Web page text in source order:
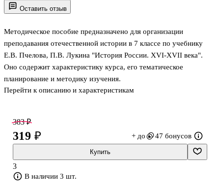
Оставить отзыв
Методическое пособие предназначено для организации
преподавания отечественной истории в 7 классе по учебнику
Е.В. Пчелова, П.В. Лукина "История России. XVI-XVII века".
Оно содержит характеристику курса, его тематическое
планирование и методику изучения.
Перейти к описанию и характеристикам
383 ₽
319 ₽ + до 47 бонусов
Купить
3
В наличии 3 шт.